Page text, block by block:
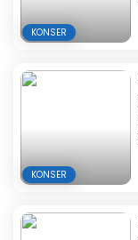
KONSER
KONSER